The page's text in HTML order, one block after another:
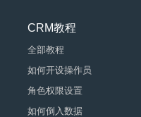
CRM教程
全部教程
如何开设操作员
角色权限设置
如何倒入数据